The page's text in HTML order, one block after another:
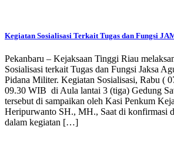
Kegiatan Sosialisasi Terkait Tugas dan Fungsi
Pekanbaru – Kejaksaan Tinggi Riau
Sosialisasi terkait Tugas dan Fungsi Jaksa
Pidana Militer. Kegiatan Sosialisasi, Rabu (
09.30 WIB di Aula lantai 3 (tiga) Gedung
tersebut di sampaikan oleh Kasi Penkum
Heripurwanto SH., MH., Saat di konfirmasi
dalam kegiatan […]